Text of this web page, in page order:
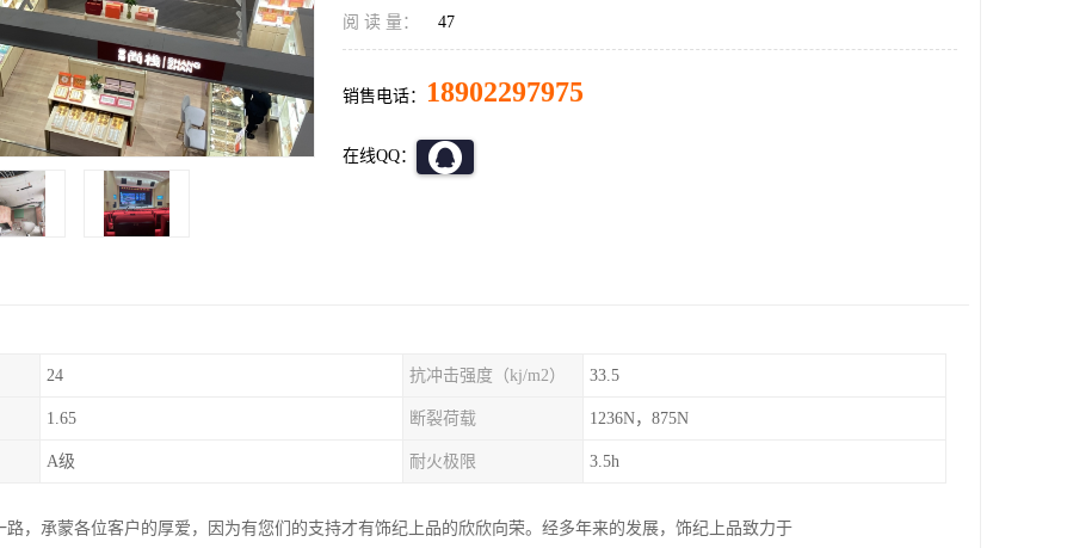
阅 读 量： 47
销售电话： 18902297975
在线QQ：
24 抗冲击强度（kj/m2） 33.5
1.65 断裂荷载 1236N，875N
A级 耐火极限 3.5h
路，承蒙各位客户的厚爱，因为有您们的支持才有饰纪上品的欣欣向荣。经多年来的发展，饰纪上品致力于